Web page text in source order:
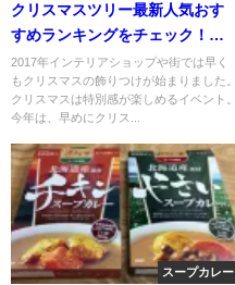
クリスマスツリー最新人気おす
すめランキングをチェック！本
物の木みたい！
2017年インテリアショップや街では早く
もクリスマスの飾りつけが始まりました。
クリスマスは特別感が楽しめるイベント。
今年は、早めにクリス...
スープカレー